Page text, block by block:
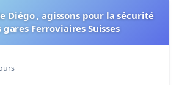
Diégo , agissons pour la sécurité
gares Ferroviaires Suisses